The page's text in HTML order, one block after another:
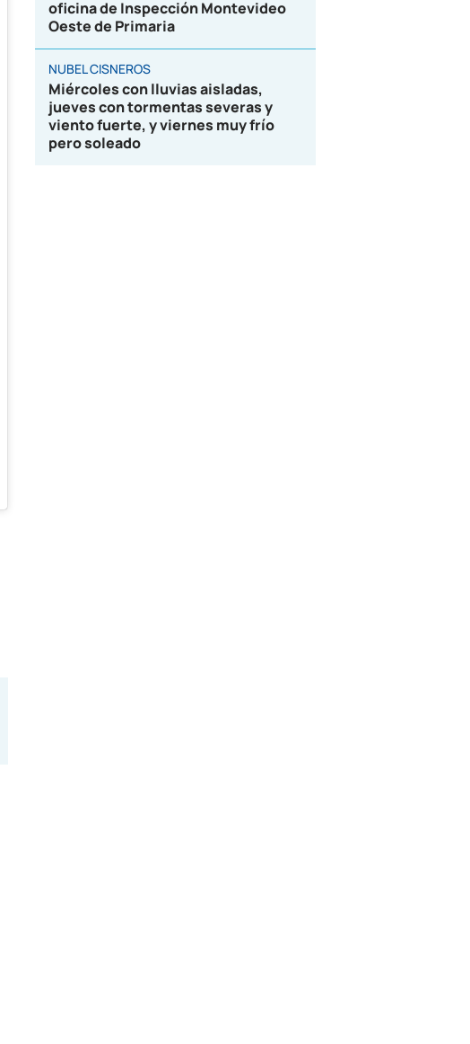
oficina de Inspección Montevideo
Oeste de Primaria
NUBEL CISNEROS
Miércoles con lluvias aisladas,
jueves con tormentas severas y
viento fuerte, y viernes muy frío
pero soleado